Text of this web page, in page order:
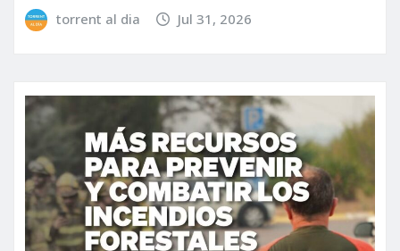
torrent al dia Jul 31, 2026